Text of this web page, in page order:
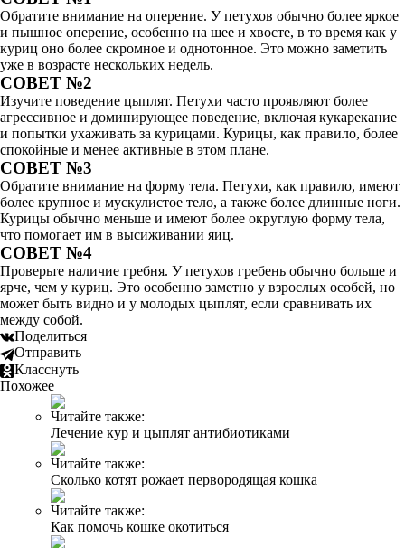
Обратите внимание на оперение. У петухов обычно более яркое
и пышное оперение, особенно на шее и хвосте, в то время как у
куриц оно более скромное и однотонное. Это можно заметить
уже в возрасте нескольких недель.
СОВЕТ №2
Изучите поведение цыплят. Петухи часто проявляют более
агрессивное и доминирующее поведение, включая кукарекание
и попытки ухаживать за курицами. Курицы, как правило, более
спокойные и менее активные в этом плане.
СОВЕТ №3
Обратите внимание на форму тела. Петухи, как правило, имеют
более крупное и мускулистое тело, а также более длинные ноги.
Курицы обычно меньше и имеют более округлую форму тела,
что помогает им в высиживании яиц.
СОВЕТ №4
Проверьте наличие гребня. У петухов гребень обычно больше и
ярче, чем у куриц. Это особенно заметно у взрослых особей, но
может быть видно и у молодых цыплят, если сравнивать их
между собой.
Поделиться
Отправить
Класснуть
Похожее
Читайте также:
Лечение кур и цыплят антибиотиками
Читайте также:
Сколько котят рожает первородящая кошка
Читайте также:
Как помочь кошке окотиться